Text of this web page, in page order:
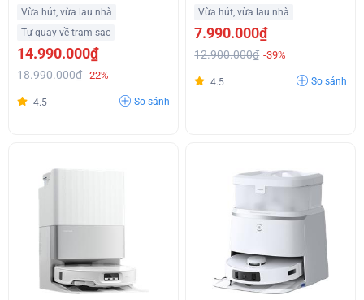
Vừa hút, vừa lau nhà
Tự quay về trạm sạc
14.990.000₫
18.990.000₫ -22%
4.5 So sánh
Vừa hút, vừa lau nhà
7.990.000₫
12.900.000₫ -39%
4.5 So sánh